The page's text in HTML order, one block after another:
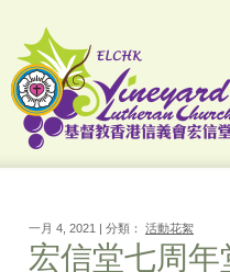
一月 4, 2021 | 分類： 活動花絮
宏信堂七周年